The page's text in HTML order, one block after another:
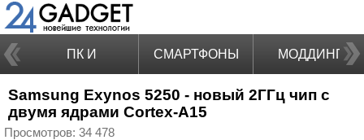
ПК И
НОУТБУКИ
СМАРТФОНЫ МОДДИНГ
Samsung Exynos 5250 - новый 2ГГц чип с
двумя ядрами Cortex-A15
Просмотров: 34 478